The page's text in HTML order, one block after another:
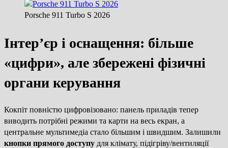
Porsche 911 Turbo S 2026
Інтер’єр і оснащення: більше
«цифри», але збережені фізичні
органи керування
Кокпіт повністю цифровізовано: панель приладів тепер
виводить потрібні режими та карти на весь екран, а
центральне мультимедіа стало більшим і швидшим. Залишили
кнопки прямого доступу для клімату, підігріву/вентиляції